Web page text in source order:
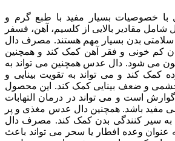
خصوصیات بسیار مفید با طبع گرم و
مقادیر بالایی از کلسیم، آهن، فسفر
بدن بسیار مهم هستند. مصرف دال
کم خونی و فقر آهن کمک کند و همچنین
می شود. دال عدس همچنین می تواند به
کمک کند و می تواند به تقویت بینایی و
چشمی و ضعف بینایی کمک کند. این محصول
است و می تواند در درمان التهابات
مفید باشد. همچنین دال عدس مغذی و پر
به سیر کنندگی بدن کمک کند. مصرف دال
وعده افطار یا سحر می تواند باعث